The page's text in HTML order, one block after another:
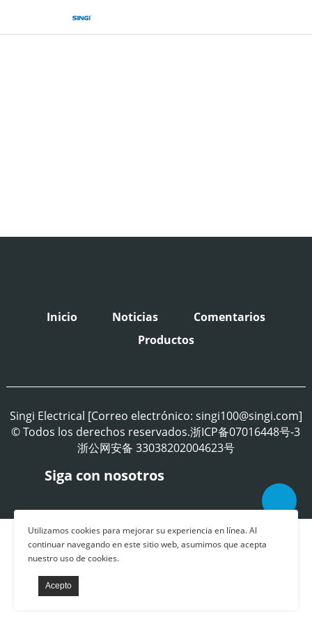
Utilizamos cookies para mejorar su experiencia en línea. Al
continuar navegando en este sitio web, asumimos que acepta
nuestro uso de cookies.
Inicio Noticias
Comentarios
Productos
Singi Electrical [Correo electrónico: singi100@singi.com]
© Todos los derechos reservados.浙ICP备07016448号-3
浙公网安备 33038202004623号
Siga con nosotros